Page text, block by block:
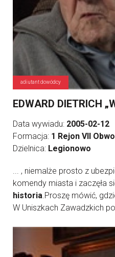
adiutant dowódcy
EDWARD DIETRICH
Data wywiadu: 2005-02-12
Formacja: 1 Rejon VII
Dzielnica: Legionowo
... , niemalże prosto z
komendy miasta i zaczęła
historia.Proszę mówić,
W Uniszkach Zawadzkich